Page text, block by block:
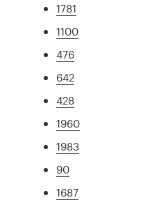
1781
1100
476
642
428
1960
1983
90
1687